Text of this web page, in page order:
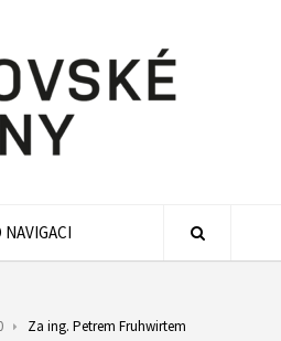
Za ing. Petrem Fruhwirtem